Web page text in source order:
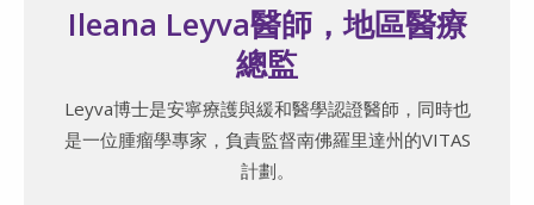
Ileana Leyva醫師，地區醫療
總監
Leyva博士是安寧療護與緩和醫學認證醫師，同時也
是一位腫瘤學專家，負責監督南佛羅里達州的VITAS
計劃。